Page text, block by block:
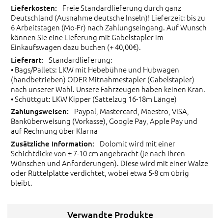
Freie Standardlieferung durch ganz
Deutschland (Ausnahme deutsche Inseln)! Lieferzeit: bis zu
6 Arbeitstagen (Mo-Fr) nach Zahlungseingang. Auf Wunsch
können Sie eine Lieferung mit Gabelstapler im
Einkaufswagen dazu buchen (+ 40,00€).
Standardlieferung:
• Bags/Pallets: LKW mit Hebebühne und Hubwagen
(handbetrieben) ODER Mitnahmestapler (Gabelstapler)
nach unserer Wahl. Unsere Fahrzeugen haben keinen Kran.
• Schüttgut: LKW Kipper (Sattelzug 16-18m Länge)
Paypal, Mastercard, Maestro, VISA,
Banküberweisung (Vorkasse), Google Pay, Apple Pay und
auf Rechnung über Klarna
Dolomit wird mit einer
Schichtdicke von ± 7-10 cm angebracht (je nach Ihren
Wünschen und Anforderungen). Diese wird mit einer Walze
oder Rüttelplatte verdichtet, wobei etwa 5-8 cm übrig
bleibt.
Verwandte Produkte